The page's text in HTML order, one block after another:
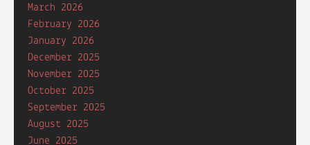
March 2026
February 2026
January 2026
December 2025
November 2025
October 2025
September 2025
August 2025
June 2025